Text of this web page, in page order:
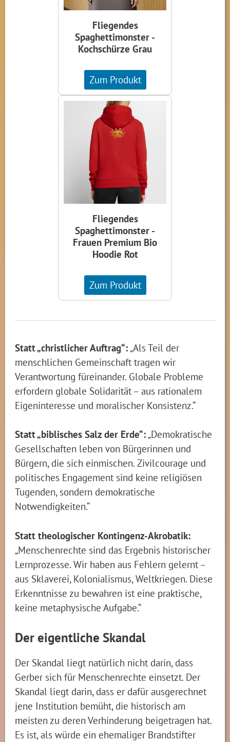
Fliegendes
Spaghettimonster -
Kochschürze Grau
Zum Produkt
Fliegendes
Spaghettimonster -
Frauen Premium Bio
Hoodie Rot
Zum Produkt
Statt „christlicher Auftrag“: „Als Teil der
menschlichen Gemeinschaft tragen wir
Verantwortung füreinander. Globale Probleme
erfordern globale Solidarität – aus rationalem
Eigeninteresse und moralischer Konsistenz.“
Statt „biblisches Salz der Erde“: „Demokratische
Gesellschaften leben von Bürgerinnen und
Bürgern, die sich einmischen. Zivilcourage und
politisches Engagement sind keine religiösen
Tugenden, sondern demokratische
Notwendigkeiten.“
Statt theologischer Kontingenz-Akrobatik:
„Menschenrechte sind das Ergebnis historischer
Lernprozesse. Wir haben aus Fehlern gelernt –
aus Sklaverei, Kolonialismus, Weltkriegen. Diese
Erkenntnisse zu bewahren ist eine praktische,
keine metaphysische Aufgabe.“
Der eigentliche Skandal
Der Skandal liegt natürlich nicht darin, dass
Gerber sich für Menschenrechte einsetzt. Der
Skandal liegt darin, dass er dafür ausgerechnet
jene Institution bemüht, die historisch am
meisten zu deren Verhinderung beigetragen hat.
Es ist, als würde ein ehemaliger Brandstifter